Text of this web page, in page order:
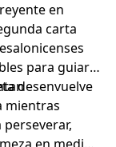
en
carta
para guiar a
desenvuelve
mientras